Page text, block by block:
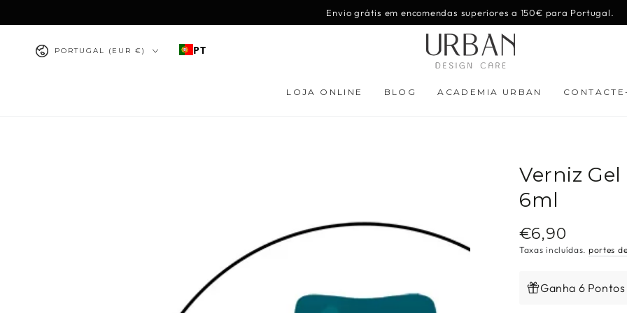
Envio grátis em encomendas superiores a 150€ para Portugal.
País/região
PORTUGAL (EUR €) PT
LOJA ONLINE BLOG ACADEMIA URBAN
Verniz
6ml
Preço
regular
€6,90
Taxas incluídas. portes
Ganha 6